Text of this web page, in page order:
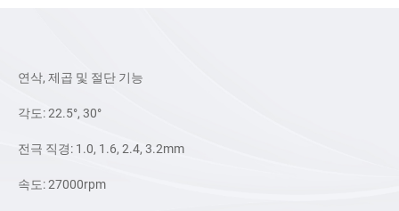
연삭, 제곱 및 절단 기능
각도: 22.5°, 30°
전극 직경: 1.0, 1.6, 2.4, 3.2mm
속도: 27000rpm